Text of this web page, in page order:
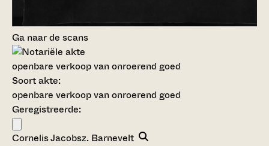
Ga naar de scans
openbare verkoop van onroerend goed
Soort akte:
openbare verkoop van onroerend goed
Geregistreerde:
Cornelis Jacobsz. Barnevelt